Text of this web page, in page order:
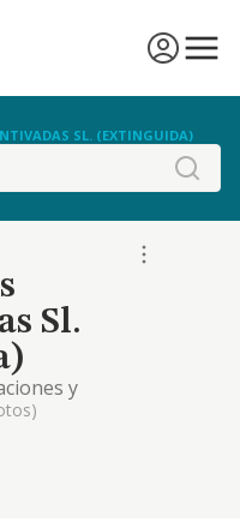
SL. (EXTINGUIDA)
Sl.
y
al por mayor y al